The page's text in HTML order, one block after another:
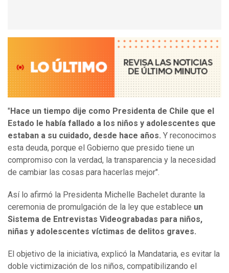
" Hace un tiempo dije como Presidenta de Chile que el
Estado le había fallado a los niños y adolescentes que
estaban a su cuidado, desde hace años. Y reconocimos
esta deuda, porque el Gobierno que presido tiene un
compromiso con la verdad, la transparencia y la necesidad
de cambiar las cosas para hacerlas mejor".
Así lo afirmó la Presidenta Michelle Bachelet durante la
ceremonia de promulgación de la ley que establece un
Sistema de Entrevistas Videograbadas para niños,
niñas y adolescentes víctimas de delitos graves.
El objetivo de la iniciativa, explicó la Mandataria, es evitar la
doble victimización de los niños, compatibilizando el